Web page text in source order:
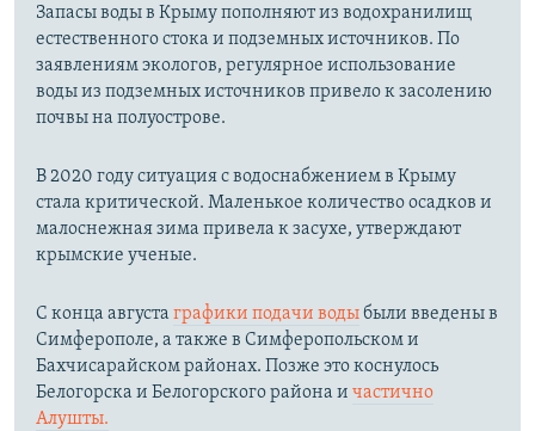
Запасы воды в Крыму пополняют из водохранилищ
естественного стока и подземных источников. По
заявлениям экологов, регулярное использование
воды из подземных источников привело к засолению
почвы на полуострове.
В 2020 году ситуация с водоснабжением в Крыму
стала критической. Маленькое количество осадков и
малоснежная зима привела к засухе, утверждают
крымские ученые.
С конца августа графики подачи водыбыли введены в
Симферополе, а также в Симферопольском и
Бахчисарайском районах. Позже это коснулось
Белогорска и Белогорского района и частично
Алушты.